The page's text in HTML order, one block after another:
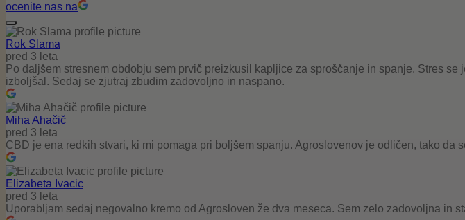
ocenite nas na
Rok Slama
pred 3 leta
Po daljšem stresnem obdobju sem prvič preizkusil kapljice za sproščanje in spanje. Stres
izboljšal. Sedaj se zjutraj zbudim zadovoljno in naspano.
Miha Ahačič
pred 3 leta
CBD je ena redkih stvari, ki mi pomaga pri boljšem spanju. Agroslovenov je odličen, tako da
Elizabeta Ivacic
pred 3 leta
Uporabljam sedaj negovalno kremo od Agrosloven že dva meseca. Sem zelo zadovoljna in